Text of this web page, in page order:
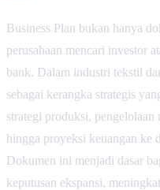
Business Plan bukan hanya
perusahaan mencari investor
bank. Dalam industri tekstil
sebagai kerangka strategis
strategi produksi,
hingga proyeksi keuangan ke
Dokumen ini menjadi dasar
keputusan ekspansi,